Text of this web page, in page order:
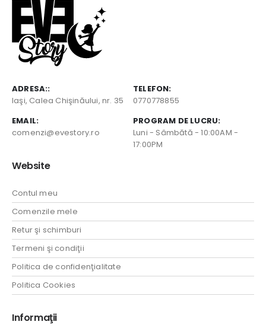
ADRESA::
Iaşi, Calea Chişinăului, nr. 35
TELEFON:
0770778855
EMAIL:
comenzi@evestory.ro
PROGRAM DE LUCRU:
Luni - Sâmbătă - 10:00AM -
17:00PM
Website
Contul meu
Comenzile mele
Retur şi schimburi
Termeni şi condiţii
Politica de confidenţialitate
Politica Cookies
Informaţii